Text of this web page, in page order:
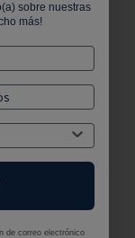
sobre nuestras
más!
de correo electrónico